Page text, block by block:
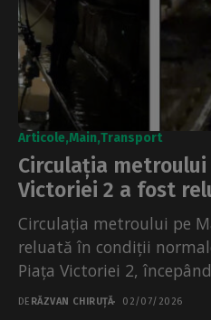
Articole Main Transport
Circulația
Victoriei 2 a fost
Circulația metroului pe
reluată în condiții
Piața Victoriei 2,
anunțat...
DE RĂZVAN CHIRUȚĂ 02/07/2026